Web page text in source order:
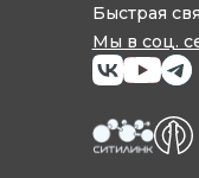
Быстрая
Мы в соц.